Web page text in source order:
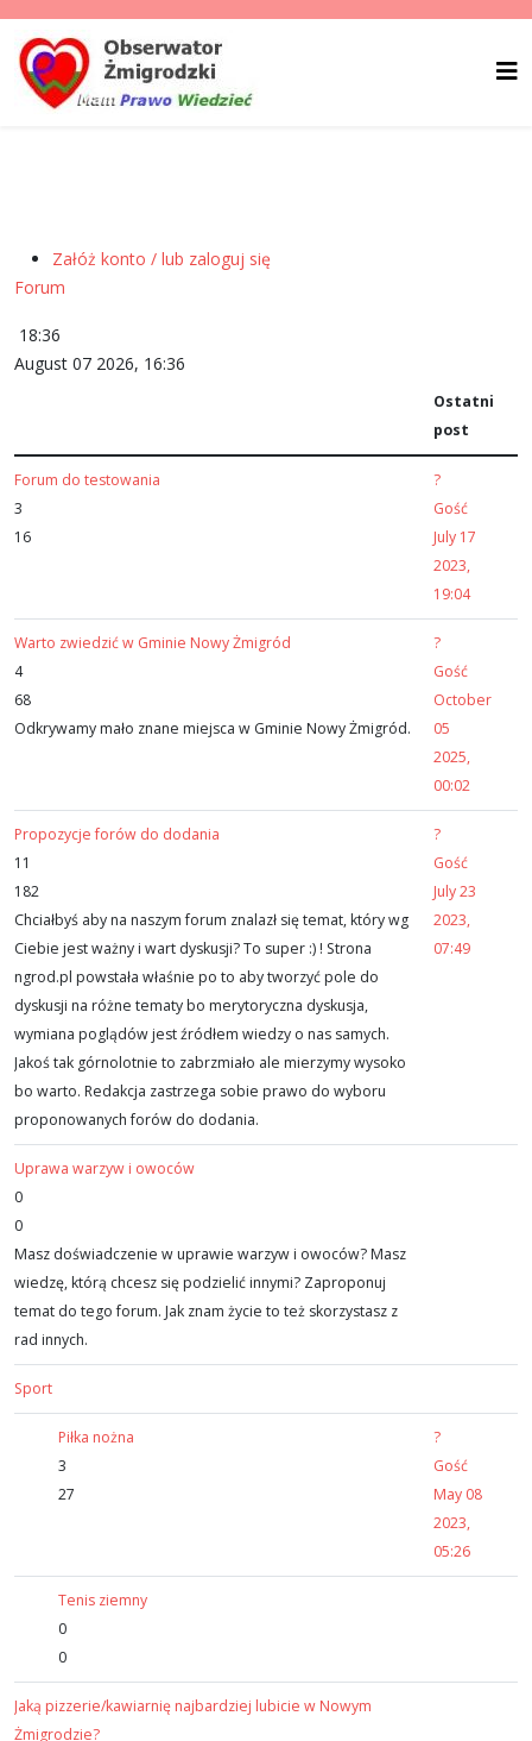
Załóż konto / lub zaloguj się
Forum
18:36
August 07 2026, 16:36
Ostatni
post
Forum do testowania
3
16
?
Gość
July 17
2023,
19:04
Warto zwiedzić w Gminie Nowy Żmigród
4
68
Odkrywamy mało znane miejsca w Gminie Nowy Żmigród.
?
Gość
October
05
2025,
00:02
Propozycje forów do dodania
11
182
Chciałbyś aby na naszym forum znalazł się temat, który wg
Ciebie jest ważny i wart dyskusji? To super :) ! Strona
ngrod.pl powstała właśnie po to aby tworzyć pole do
dyskusji na różne tematy bo merytoryczna dyskusja,
wymiana poglądów jest źródłem wiedzy o nas samych.
Jakoś tak górnolotnie to zabrzmiało ale mierzymy wysoko
bo warto. Redakcja zastrzega sobie prawo do wyboru
proponowanych forów do dodania.
?
Gość
July 23
2023,
07:49
Uprawa warzyw i owoców
0
0
Masz doświadczenie w uprawie warzyw i owoców? Masz
wiedzę, którą chcesz się podzielić innymi? Zaproponuj
temat do tego forum. Jak znam życie to też skorzystasz z
rad innych.
Sport
Piłka nożna
3
27
?
Gość
May 08
2023,
05:26
Tenis ziemny
0
0
Jaką pizzerie/kawiarnię najbardziej lubicie w Nowym
Żmigrodzie?